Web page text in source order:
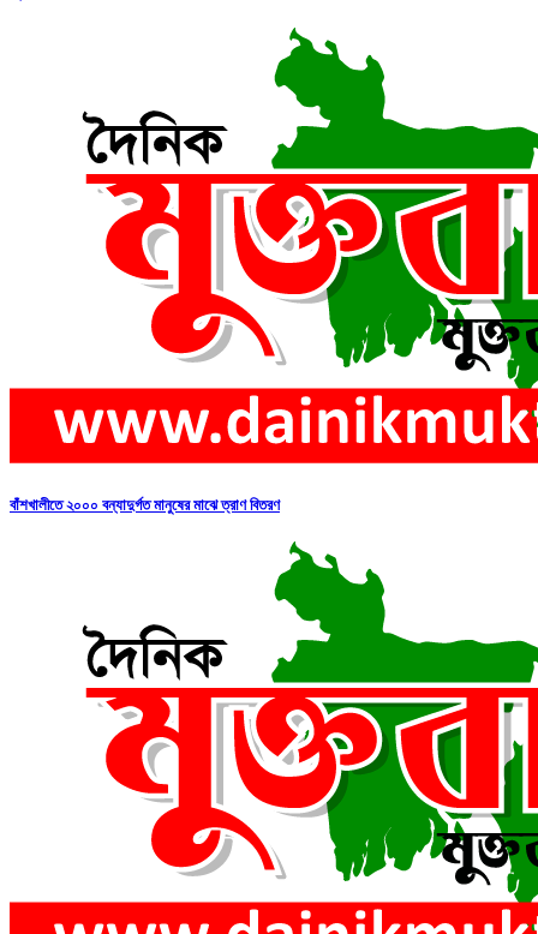
বাঁশখালীতে ২০০০ বন্যাদুর্গত মানুষের মাঝে ত্রাণ বিতরণ